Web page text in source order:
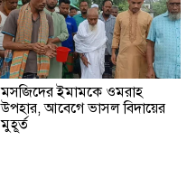
মসজিদের ইমামকে ওমরাহ
উপহার, আবেগে ভাসল বিদায়ের
মুহূর্ত